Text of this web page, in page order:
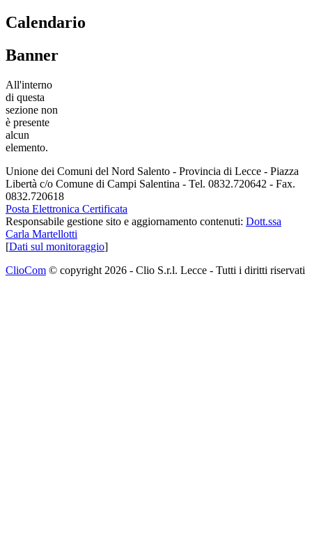
Calendario
Banner
All'interno
di questa
sezione non
è presente
alcun
elemento.
Unione dei Comuni del Nord Salento - Provincia di Lecce - Piazza
Libertà c/o Comune di Campi Salentina - Tel. 0832.720642 - Fax.
0832.720618
Posta Elettronica Certificata
Responsabile gestione sito e aggiornamento contenuti: Dott.ssa
Carla Martellotti
[Dati sul monitoraggio]
ClioCom © copyright 2026 - Clio S.r.l. Lecce - Tutti i diritti riservati